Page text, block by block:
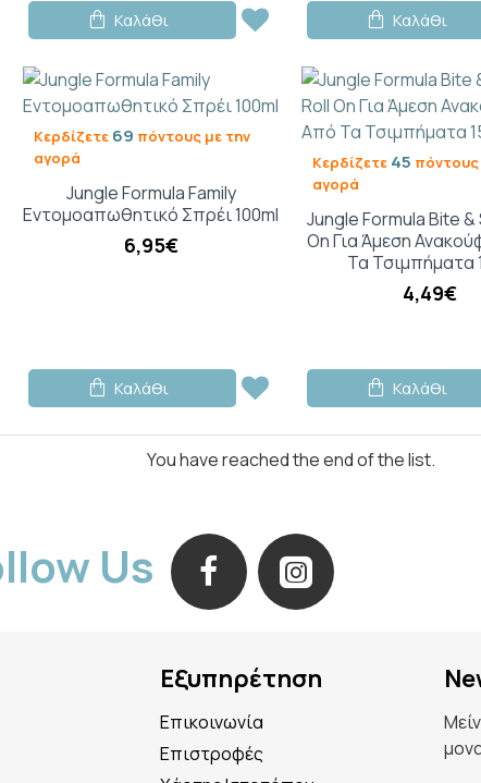
Καλάθι Καλάθι
Κερδίζετε 69 πόντους με την
αγορά
Jungle Formula Family
Εντομοαπωθητικό Σπρέι 100ml
6,95€
Καλάθι
Κερδίζετε 45 πόντους
αγορά
Jungle Formula Bite &
On Για Άμεση
Τα Τσιμπήματα
4,49€
Καλάθι
You have reached the end of the list.
Us
Εξυπηρέτηση
Επικοινωνία
Επιστροφές